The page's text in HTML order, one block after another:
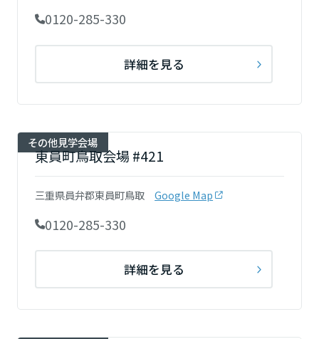
0120-285-330
詳細を見る
その他見学会場
東員町鳥取会場 #421
三重県員弁郡東員町鳥取 Google Map
0120-285-330
詳細を見る